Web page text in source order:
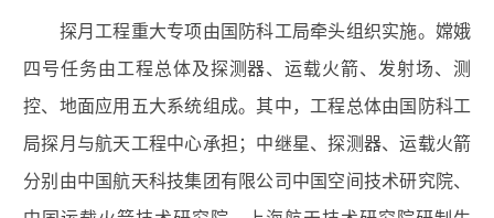
探月工程重大专项由国防科工局牵头组织实施。嫦娥
四号任务由工程总体及探测器、运载火箭、发射场、测
控、地面应用五大系统组成。其中，工程总体由国防科工
局探月与航天工程中心承担；中继星、探测器、运载火箭
分别由中国航天科技集团有限公司中国空间技术研究院、